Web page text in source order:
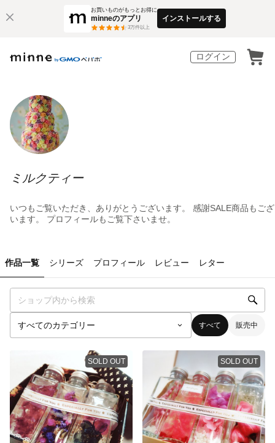
お買いものがもっとお得に
minneのアプリ
3万件以上
インストールする
ログイン
ミルクティー
いつもご覧いただき、ありがとうございます。 感謝SALE商品もござ
います。 プロフィールもご覧下さいませ。
作品一覧 シリーズ プロフィール レビュー レター
すべて 販売中
SOLD OUT SOLD OUT